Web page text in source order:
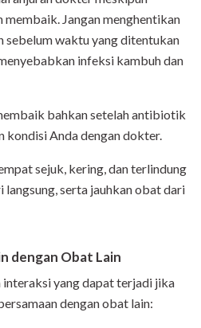
membaik. Jangan menghentikan
sebelum waktu yang ditentukan
infeksi kambuh dan
bahkan setelah antibiotik
kondisi Anda dengan dokter.
sejuk, kering, dan terlindung
langsung, serta jauhkan obat dari
dengan Obat Lain
interaksi yang dapat terjadi jika
dengan obat lain: